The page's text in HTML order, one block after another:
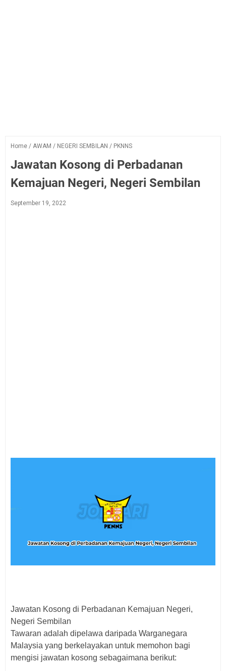
Home / AWAM / NEGERI SEMBILAN / PKNNS
Jawatan Kosong di Perbadanan
Kemajuan Negeri, Negeri Sembilan
September 19, 2022
Jawatan Kosong di Perbadanan Kemajuan Negeri,
Negeri Sembilan
Tawaran adalah dipelawa daripada Warganegara
Malaysia yang berkelayakan untuk memohon bagi
mengisi jawatan kosong sebagaimana berikut: